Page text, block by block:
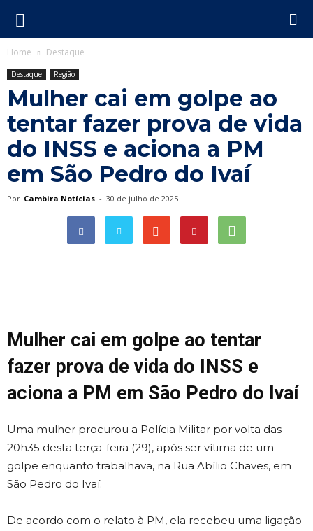
Home Destaque
Destaque Região
Mulher cai em golpe ao
tentar fazer prova de vida
do INSS e aciona a PM
em São Pedro do Ivaí
Por Cambira Notícias - 30 de julho de 2025
Mulher cai em golpe ao tentar
fazer prova de vida do INSS e
aciona a PM em São Pedro do Ivaí
Uma mulher procurou a Polícia Militar por volta das
20h35 desta terça-feira (29), após ser vítima de um
golpe enquanto trabalhava, na Rua Abílio Chaves, em
São Pedro do Ivaí.
De acordo com o relato à PM, ela recebeu uma ligação